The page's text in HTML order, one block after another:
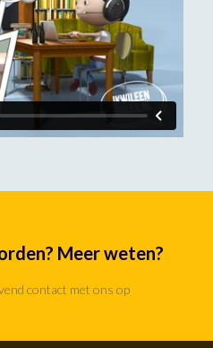
Meer weten?
contact met ons op